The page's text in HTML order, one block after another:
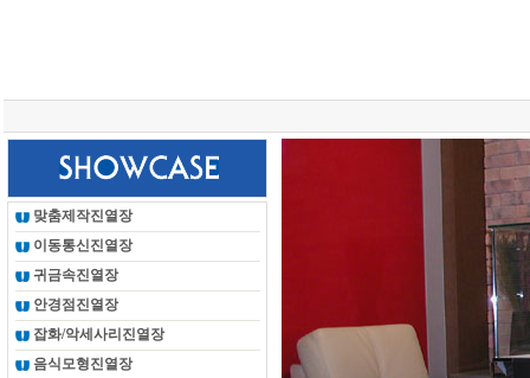
맞춤제작진열장
이동통신진열장
귀금속진열장
안경점진열장
잡화/악세사리진열장
음식모형진열장